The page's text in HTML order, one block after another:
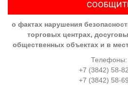
о фактах нарушения
торговых центрах,
общественных объектах и в
Телефоны:
+7 (3842) 58-
+7 (3842) 58-